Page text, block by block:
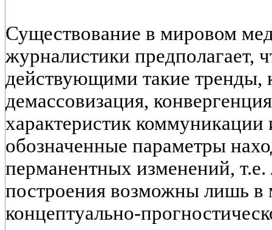
Существование в мировом
журналистики предполагает,
действующими такие тренды,
демассовизация,
характеристик
обозначенные параметры
перманентных изменений,
построения возможны лишь в
концептуально-